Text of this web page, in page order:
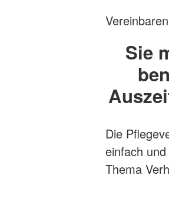
Sie
Die
einfach
Thema